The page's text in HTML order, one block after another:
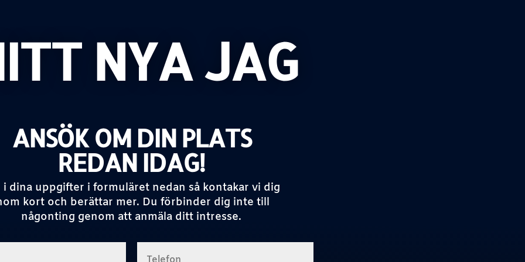
NYA JAG
ANSÖK OM DIN PLATS
REDAN IDAG!
i dina uppgifter i formuläret nedan så kontakar vi dig
kort och berättar mer. Du förbinder dig inte till
någonting genom att anmäla ditt intresse.